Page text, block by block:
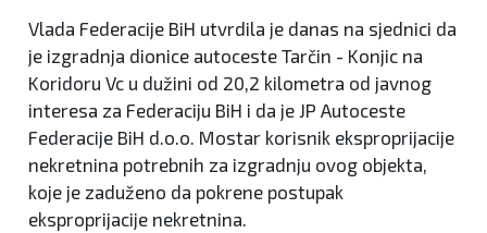
Vlada Federacije BiH utvrdila je danas na sjednici da
je izgradnja dionice autoceste Tarčin - Konjic na
Koridoru Vc u dužini od 20,2 kilometra od javnog
interesa za Federaciju BiH i da je JP Autoceste
Federacije BiH d.o.o. Mostar korisnik eksproprijacije
nekretnina potrebnih za izgradnju ovog objekta,
koje je zaduženo da pokrene postupak
eksproprijacije nekretnina.